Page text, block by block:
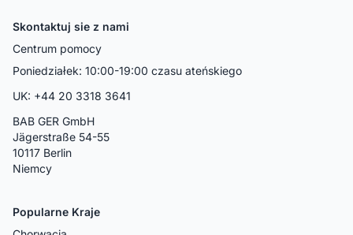
Skontaktuj sie z nami
Centrum pomocy
Poniedziałek: 10:00-19:00 czasu ateńskiego
UK: +44 20 3318 3641
BAB GER GmbH
Jägerstraße 54-55
10117 Berlin
Niemcy
Popularne Kraje